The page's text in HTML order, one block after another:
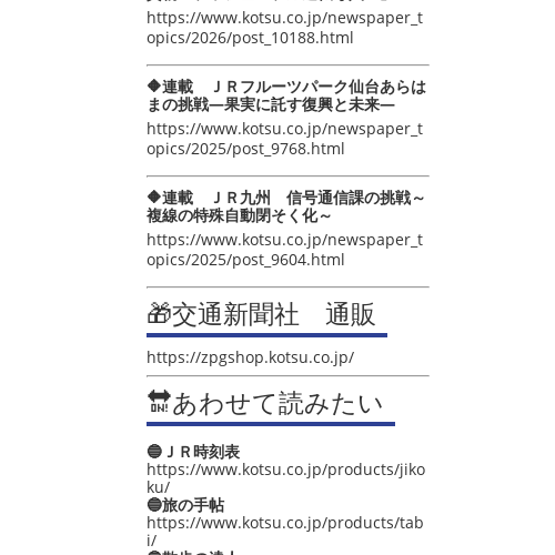
https://www.kotsu.co.jp/newspaper_t
opics/2026/post_10188.html
🔶連載 ＪＲフルーツパーク仙台あらは
まの挑戦―果実に託す復興と未来―
https://www.kotsu.co.jp/newspaper_t
opics/2025/post_9768.html
🔶連載 ＪＲ九州 信号通信課の挑戦～
複線の特殊自動閉そく化～
https://www.kotsu.co.jp/newspaper_t
opics/2025/post_9604.html
🎁交通新聞社 通販
https://zpgshop.kotsu.co.jp/
🔛あわせて読みたい
🔵ＪＲ時刻表
https://www.kotsu.co.jp/products/jiko
ku/
🔵旅の手帖
https://www.kotsu.co.jp/products/tab
i/